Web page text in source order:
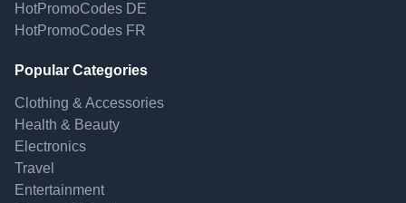
HotPromoCodes DE
HotPromoCodes FR
Popular Categories
Clothing & Accessories
Health & Beauty
Electronics
Travel
Entertainment